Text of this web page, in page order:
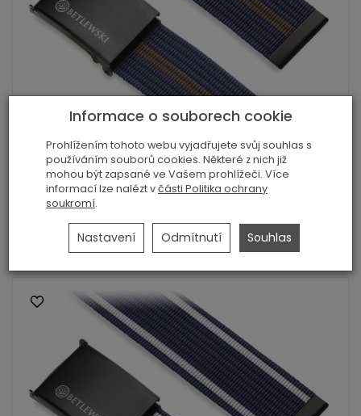
Pánský opasek Betlewski
189,00 Kč
Zobrazit podrobnosti
Informace o souborech cookie
Prohlížením tohoto webu vyjadřujete svůj souhlas s
používáním souborů cookies. Některé z nich již
mohou být zapsané ve Vašem prohlížeči. Více
informací lze nalézt včásti Politika ochrany
soukromí.
Nastavení Odmítnutí Souhlas